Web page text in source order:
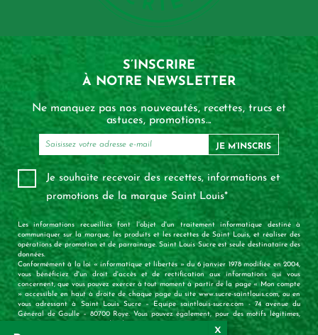
S’INSCRIRE
À NOTRE NEWSLETTER
Ne manquez pas nos nouveautés, recettes, trucs et
astuces, promotions...
JE M’INSCRIS
Je souhaite recevoir des recettes, informations et
promotions de la marque Saint Louis*
Les informations recueillies font l'objet d'un traitement informatique destiné à
communiquer sur la marque, les produits et les recettes de Saint Louis, et réaliser des
opérations de promotion et de parrainage. Saint Louis Sucre est seule destinataire des
données.
Conformément à la loi « informatique et libertés » du 6 janvier 1978 modifiée en 2004,
vous bénéficiez d'un droit d'accès et de rectification aux informations qui vous
concernent, que vous pouvez exercer à tout moment à partir de la page « Mon compte
» accessible en haut à droite de chaque page du site www.sucre-saintlouis.com, ou en
vous adressant à Saint Louis Sucre – Equipe saintlouis-sucre.com - 74 avenue du
Général de Gaulle – 80700 Roye. Vous pouvez également, pour des motifs légitimes,